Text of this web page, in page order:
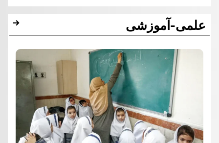
علمی-آموزشی